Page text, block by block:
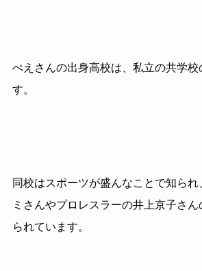
ぺえさんの出身高校は、私立の共学
す。
同校はスポーツが盛んなことで知ら
ミさんやプロレスラーの井上京子さん
られています。